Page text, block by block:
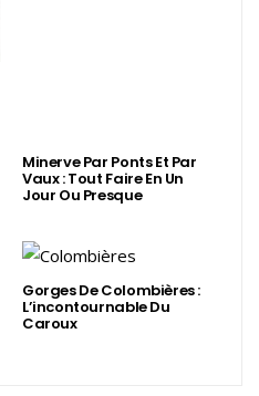
Minerve Par Ponts Et Par
Vaux : Tout Faire En Un
Jour Ou Presque
Gorges De Colombières :
L’incontournable Du
Caroux